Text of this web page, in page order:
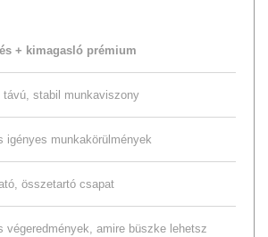
+ kimagasló prémium
stabil munkaviszony
igényes munkakörülmények
összetartó csapat
végeredmények, amire büszke lehetsz